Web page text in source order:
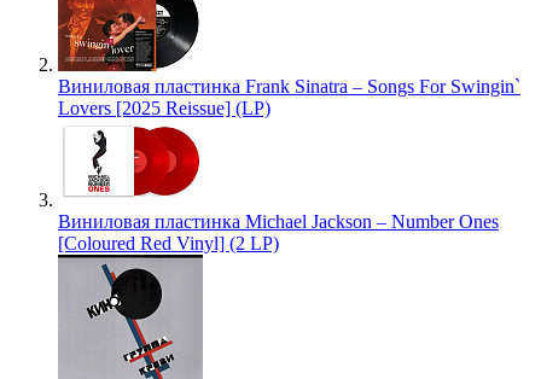
Виниловая пластинка Frank Sinatra – Songs For Swingin`
Lovers [2025 Reissue] (LP)
Виниловая пластинка Michael Jackson – Number Ones
[Coloured Red Vinyl] (2 LP)